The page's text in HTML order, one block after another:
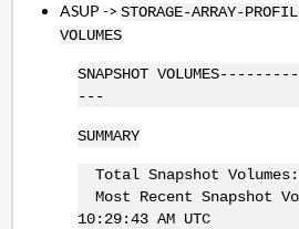
ASUP ->STORAGE-ARRAY-
VOLUMES
SNAPSHOT
---
SUMMARY
Total Snapshot
Most Recent Snapshot
10:29:43 AM UTC